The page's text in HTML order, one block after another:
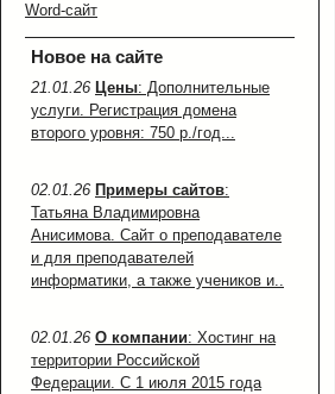
Word-сайт
Новое на сайте
21.01.26 Цены: Дополнительные
услуги. Регистрация домена
второго уровня: 750 р./год...
02.01.26 Примеры сайтов:
Татьяна Владимировна
Анисимова. Сайт о преподавателе
и для преподавателей
информатики, а также учеников и..
02.01.26 О компании: Хостинг на
территории Российской
Федерации. С 1 июля 2015 года